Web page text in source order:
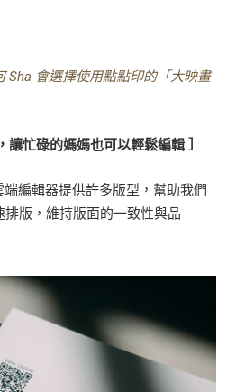
Sha 會選擇使用點點印的「大映畫
讓忙碌的媽媽也可以輕鬆編輯 ］
編輯器提供許多版型，幫助我們
版，維持版面的一致性與品